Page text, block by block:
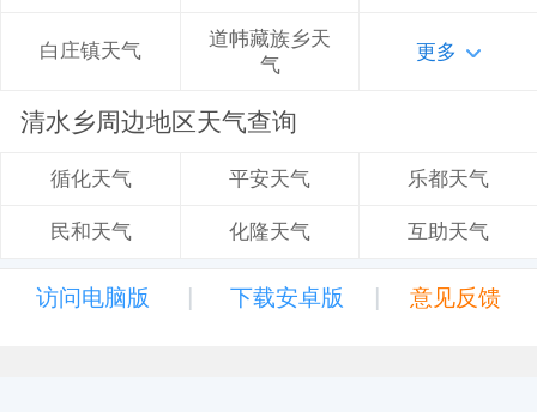
白庄镇天气
道帏藏族乡天
气
更多
清水乡周边地区天气查询
循化天气 平安天气 乐都天气
民和天气 化隆天气 互助天气
访问电脑版 | 下载安卓版 | 意见反馈